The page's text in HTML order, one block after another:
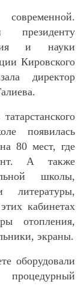
президенту
и науки
Кировского
директор
появилась
80 мест, где
А также
школы,
литературы,
кабинетах
отопления,
экраны.
оборудовали
процедурный